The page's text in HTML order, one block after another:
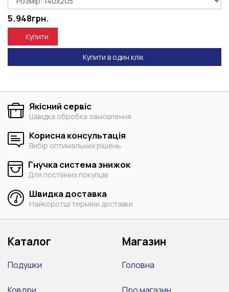
5.948грн.
Купити
Купити в один клік
Якісний сервіс
Швидка обробка замовлення
Корисна консультація
Вибір оптимальних рішень
Гнучка система знижок
Для постійних покупців
Швидка доставка
Найкоротші терміни доставки
Каталог
Подушки
Магазин
Головна